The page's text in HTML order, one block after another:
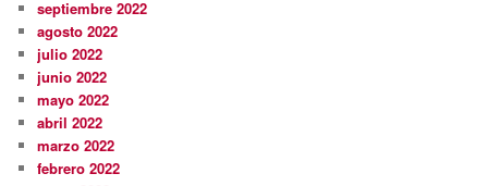
septiembre 2022
agosto 2022
julio 2022
junio 2022
mayo 2022
abril 2022
marzo 2022
febrero 2022